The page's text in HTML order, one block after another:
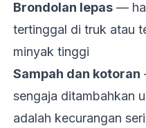
Brondolan lepas —
tertinggal di truk atau
minyak tinggi
Sampah dan kotoran
sengaja ditambahkan
adalah kecurangan